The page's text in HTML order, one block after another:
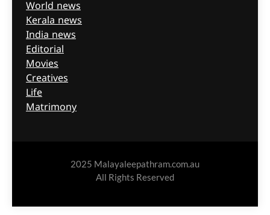
World news
Kerala news
India news
Editorial
Movies
Creatives
Life
Matrimony
2025 Malayaleepathram.com.au
All Rights Reserved